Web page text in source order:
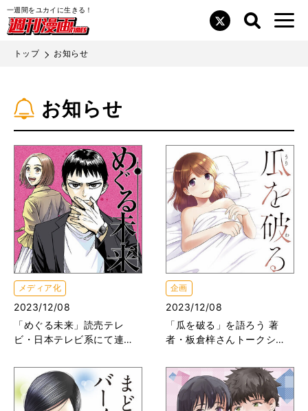
一週間をユカイに生きる！
TIMES Twitter 検索 メニュ
検索
閉じ
トップ お知らせ
お知らせ
メディア化
2023/12/08
「めぐる未来」読売テレ
ビ・日本テレビ系にて連続T
企画
2023/12/08
「瓜を破る」を語ろう 著
者・板倉梓さんトークショ
コミックス
作家募集
プライバシーポリシー
お問い合わせ
広告主・代理店の皆様へ
画像利用・著作権について
公式SNS
YouTube